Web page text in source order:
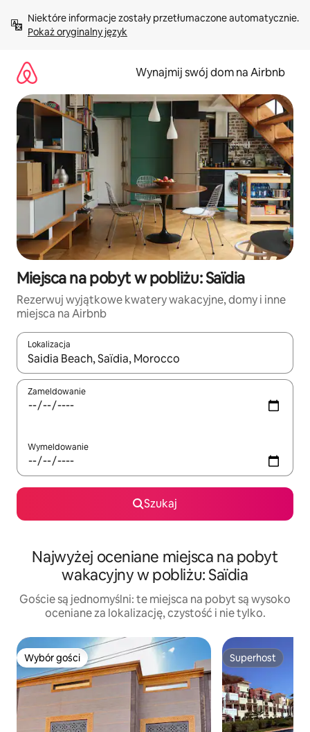
treści Pokaż oryginalny język
Wynajmij swój dom na Airbnb
Miejsca na pobyt w pobliżu: Saïdia
Rezerwuj wyjątkowe kwatery wakacyjne, domy i inne
miejsca na Airbnb
Lokalizacja
Gdy wyniki będą dostępne, możesz poruszać się po nich za
Zameldowanie
Wymeldowanie
Szukaj
Najwyżej oceniane miejsca na pobyt
wakacyjny w pobliżu: Saïdia
Goście są jednomyślni: te miejsca na pobyt są wysoko
oceniane za lokalizację, czystość i nie tylko.
Wybór gości
Wybór gości Superhost
Superhost